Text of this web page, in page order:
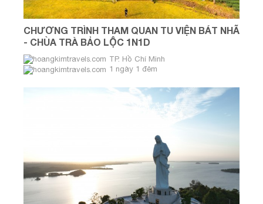
CHƯƠNG TRÌNH THAM QUAN TU VIỆN BÁT NHÃ
- CHÙA TRÀ BẢO LỘC 1N1D
TP. Hồ Chí Minh
1 ngày 1 đêm